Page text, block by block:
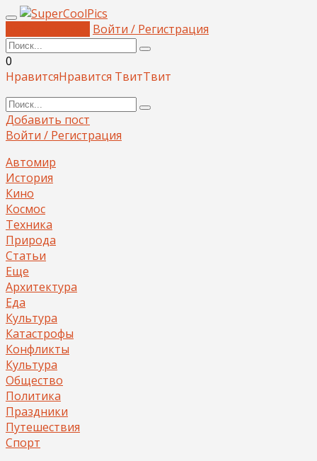
Войти / Регистрация
0
НравитсяНравится ТвитТвит
Добавить пост
Войти / Регистрация
Автомир
История
Кино
Космос
Техника
Природа
Статьи
Еще
Архитектура
Еда
Культура
Катастрофы
Конфликты
Культура
Общество
Политика
Праздники
Путешествия
Спорт